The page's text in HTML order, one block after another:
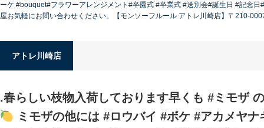
ーケ #bouquet#フラワーアレンジメント#卒園式 #卒業式 #送別会#誕生日 #記念
屋お気軽にお問い合わせください。【モンソーフルール アトレ川崎店】〒210-
アトレ川崎店
.⁡春らしい枝物入荷しております⁡早くも #ミモザ
ミモザの他には #ロウバイ #ボケ #アカメヤ